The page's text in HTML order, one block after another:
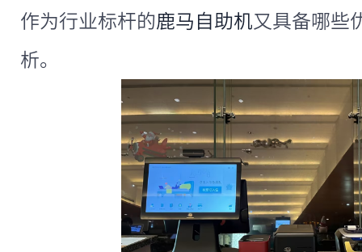
作为行业标杆的鹿马自助机又具备哪些
析。